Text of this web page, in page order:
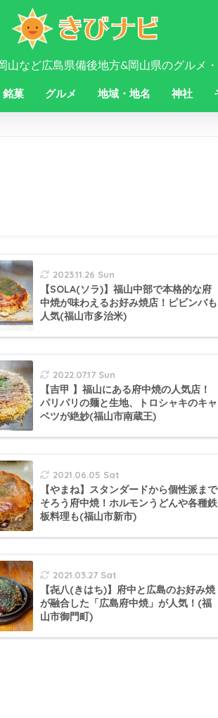
山など広島県備後地方&岡山県のグルメ
銘菓 グルメ 地域・地名 神社
2023.11.26 Sun
【SOLA(ソラ)】福山中部で本格的な府
中焼が味わえるお好み焼店！ピビンバも
人気(福山市多治米)
2022.07.17 Sun
【吉甲 】福山にある府中焼の人気店！
パリパリの麺と生地、トロシャキのキャ
ベツが絶妙(福山市南蔵王)
2021.06.05 Sat
【やまね】スタンダードから個性派まで
そろう府中焼！ホルモンうどんや各種鉄
板料理も(福山市新市)
2021.03.27 Sat
【㐂八(きはち)】府中と広島のお好み焼
が融合した「広島府中焼」が人気！(福
山市御門町)